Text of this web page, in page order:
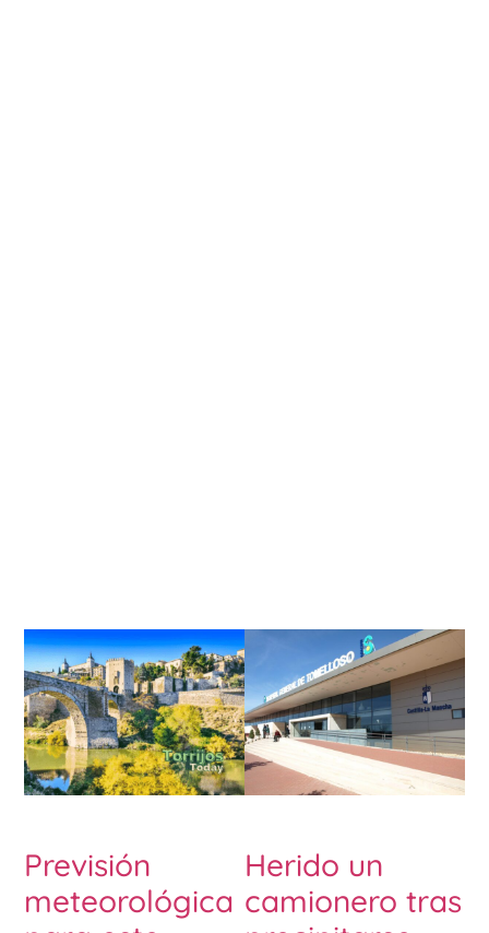
Previsión
meteorológica
Herido un
camionero tras